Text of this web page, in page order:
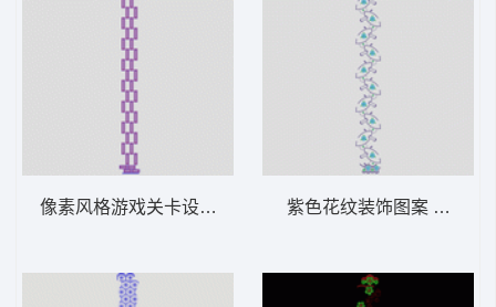
像素风格游戏关卡设计 窗帘 紫色花纹装饰图案 窗帘